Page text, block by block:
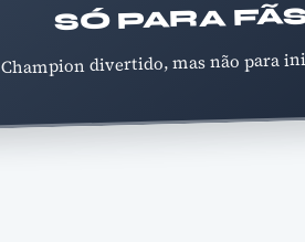
SÓ PARA
Champion divertido, mas não para